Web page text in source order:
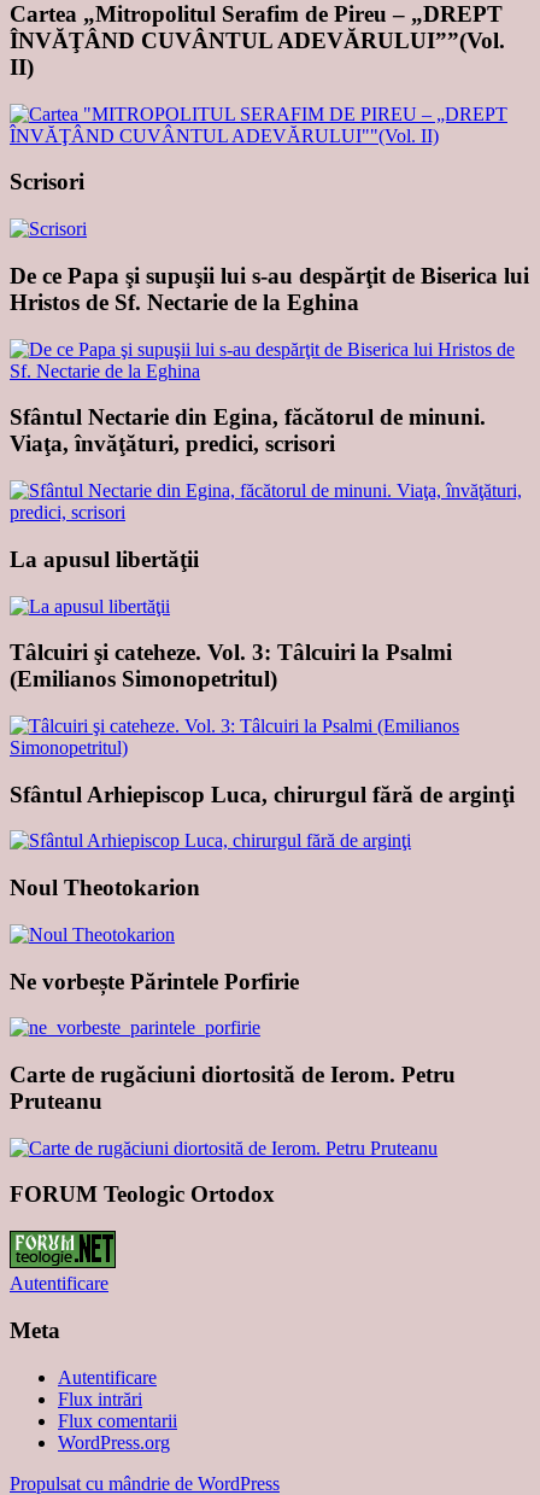
Cartea „Mitropolitul Serafim de Pireu – „DREPT
ÎNVĂŢÂND CUVÂNTUL ADEVĂRULUI””(Vol.
II)
Scrisori
De ce Papa şi supuşii lui s-au despărţit de Biserica lui
Hristos de Sf. Nectarie de la Eghina
Sfântul Nectarie din Egina, făcătorul de minuni.
Viaţa, învăţături, predici, scrisori
La apusul libertăţii
Tâlcuiri şi cateheze. Vol. 3: Tâlcuiri la Psalmi
(Emilianos Simonopetritul)
Sfântul Arhiepiscop Luca, chirurgul fără de arginţi
Noul Theotokarion
Ne vorbește Părintele Porfirie
Carte de rugăciuni diortosită de Ierom. Petru
Pruteanu
FORUM Teologic Ortodox
Autentificare
Meta
Autentificare
Flux intrări
Flux comentarii
WordPress.org
Propulsat cu mândrie de WordPress